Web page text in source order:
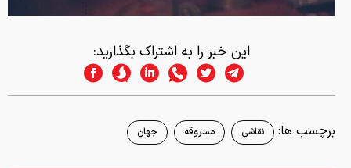
این خبر را به اشتراک بگذارید:
برچسب ها: نقاشی مسروقه جهان